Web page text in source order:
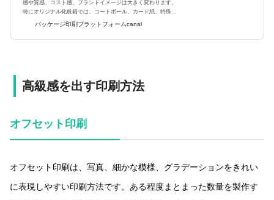
感や質感、コスト感、ブランドイメージは大きく変わります。
特にオリジナル化粧箱では、コートボール、カード紙、特殊紙
が代表的な素材として使われています。この記事では、化粧箱
パッケージ印刷プラットフォームcanal
高級感を出す印刷方法
オフセット印刷
オフセット印刷は、写真、細かな模様、グラデーションをきれい
に表現しやすい印刷方法です。ある程度まとまった数量を製作す